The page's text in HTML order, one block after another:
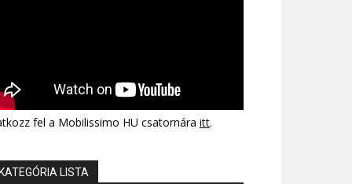
fel a Mobilissimo HU csatornára itt.
LISTA